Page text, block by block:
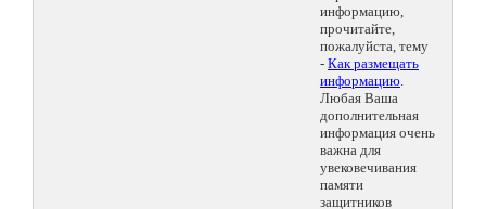
информацию,
прочитайте,
пожалуйста, тему
- Как размещать
информацию.
Любая Ваша
дополнительная
информация очень
важна для
увековечивания
памяти
защитников